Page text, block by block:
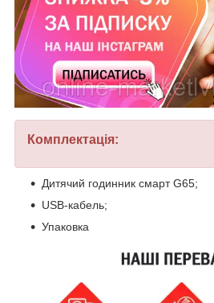
Комплектація:
Дитячий годинник смарт G65;
USB-кабель;
Упаковка